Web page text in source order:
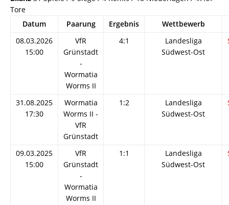
Tore
Datum
Paarung Ergebnis
Wettbewerb
08.03.2026
15:00
VfR
Grünstadt
-
Wormatia
Worms II
4:1
Landesliga
Südwest-Ost
31.08.2025
17:30
Wormatia
Worms II -
VfR
Grünstadt
1:2
Landesliga
Südwest-Ost
09.03.2025
15:00
VfR
Grünstadt
-
Wormatia
Worms II
1:1
Landesliga
Südwest-Ost